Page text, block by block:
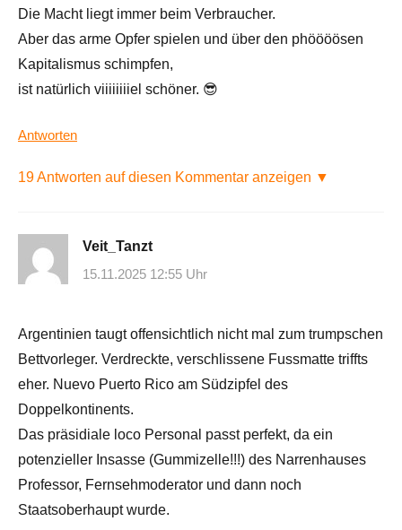
Die Macht liegt immer beim Verbraucher.
Aber das arme Opfer spielen und über den phöööösen
Kapitalismus schimpfen,
ist natürlich viiiiiiiiel schöner. 😎
Antworten
19 Antworten auf diesen Kommentar anzeigen ▼
Veit_Tanzt
15.11.2025 12:55 Uhr
Argentinien taugt offensichtlich nicht mal zum trumpschen
Bettvorleger. Verdreckte, verschlissene Fussmatte triffts
eher. Nuevo Puerto Rico am Südzipfel des
Doppelkontinents.
Das präsidiale loco Personal passt perfekt, da ein
potenzieller Insasse (Gummizelle!!!) des Narrenhauses
Professor, Fernsehmoderator und dann noch
Staatsoberhaupt wurde.